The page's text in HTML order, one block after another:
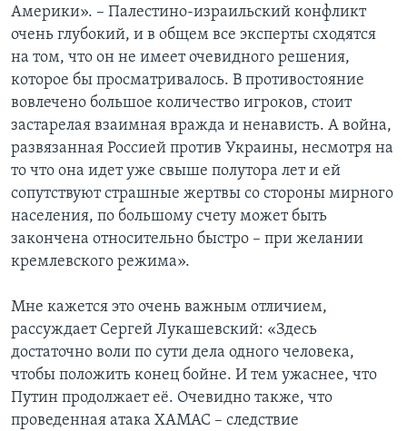
Америки». – Палестино-израильский конфликт
очень глубокий, и в общем все эксперты сходятся
на том, что он не имеет очевидного решения,
которое бы просматривалось. В противостояние
вовлечено большое количество игроков, стоит
застарелая взаимная вражда и ненависть. А война,
развязанная Россией против Украины, несмотря на
то что она идет уже свыше полутора лет и ей
сопутствуют страшные жертвы со стороны мирного
населения, по большому счету может быть
закончена относительно быстро – при желании
кремлевского режима».
Мне кажется это очень важным отличием,
рассуждает Сергей Лукашевский: «Здесь
достаточно воли по сути дела одного человека,
чтобы положить конец бойне. И тем ужаснее, что
Путин продолжает её. Очевидно также, что
проведенная атака ХАМАС – следствие